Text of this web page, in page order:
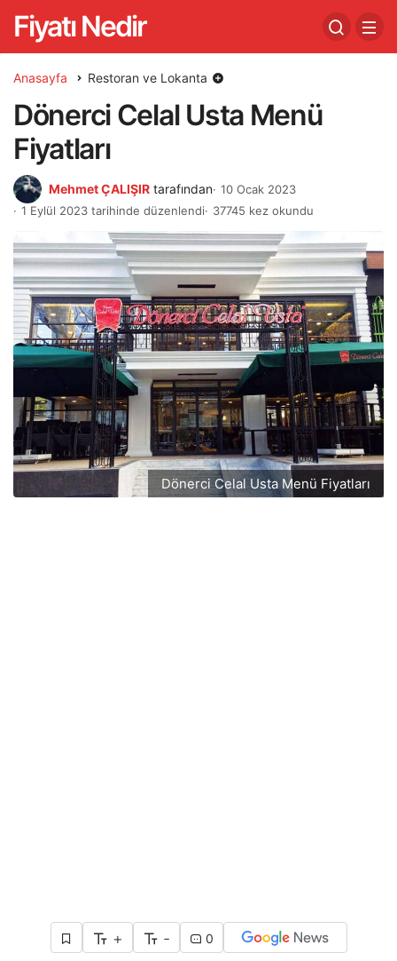
Fiyatı Nedir
Anasayfa Restoran ve Lokanta
Dönerci Celal Usta Menü
Fiyatları
Mehmet ÇALIŞIR tarafından 10 Ocak 2023
1 Eylül 2023 tarihinde düzenlendi
37745 kez okundu
Dönerci Celal Usta Menü Fiyatları
+ - 0